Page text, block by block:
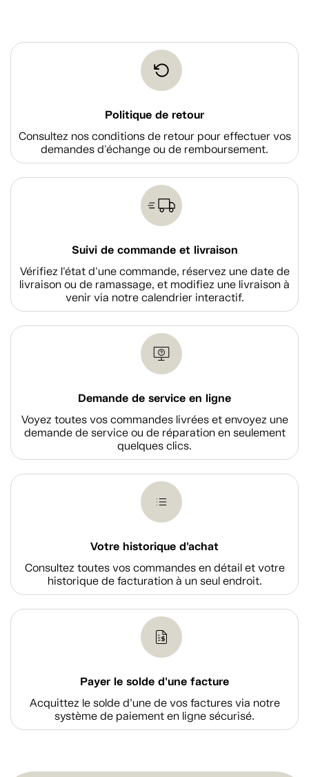
Politique de retour
Consultez nos conditions de retour pour effectuer vos
demandes d'échange ou de remboursement.
Suivi de commande et livraison
Vérifiez l'état d'une commande, réservez une date de
livraison ou de ramassage, et modifiez une livraison à
venir via notre calendrier interactif.
Demande de service en ligne
Voyez toutes vos commandes livrées et envoyez une
demande de service ou de réparation en seulement
quelques clics.
Votre historique d'achat
Consultez toutes vos commandes en détail et votre
historique de facturation à un seul endroit.
Payer le solde d'une facture
Acquittez le solde d’une de vos factures via notre
système de paiement en ligne sécurisé.